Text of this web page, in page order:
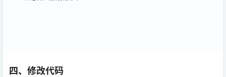
四、修改代码